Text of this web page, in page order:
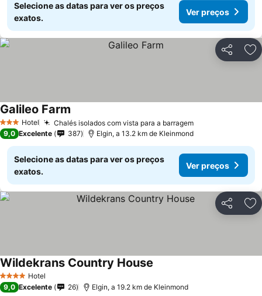
Selecione as datas para ver os preços
exatos.
Ver preços
Partilhar
3 EstrelasHotel Chalés isolados com vista para a barragem
Galileo Farm
9,0 Excelente 387 Elgin, a 13.2 km de Kleinmond
Selecione as datas para ver os preços
exatos.
Ver preços
Partilhar
4 EstrelasHotel
Wildekrans Country House
9,0 Excelente 26 Elgin, a 19.2 km de Kleinmond